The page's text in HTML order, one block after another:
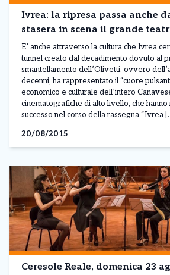
Ivrea: la ripresa passa anche
stasera in scena il grande
E’ anche attraverso la cultura che Ivrea
tunnel creato dal decadimento dovuto al
smantellamento dell’Olivetti, ovvero
decenni, ha rappresentato il “cuore
economico e culturale dell’intero
cinematografiche di alto livello, che hanno
successo nel corso della rassegna “Ivrea
20/08/2015
Ceresole Reale, domenica 23